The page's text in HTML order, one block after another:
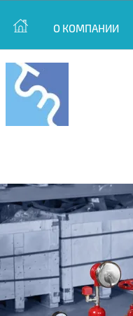
О КОМПАНИИ